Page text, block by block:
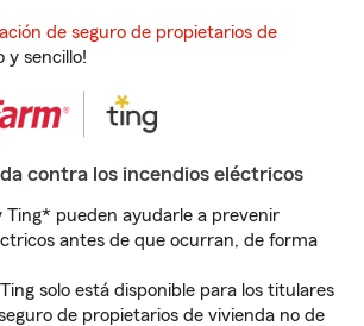
de seguro de propietarios de
y sencillo!
contra los incendios eléctricos
Ting* pueden ayudarle a prevenir
antes de que ocurran, de forma
solo está disponible para los titulares
de propietarios de vivienda no de